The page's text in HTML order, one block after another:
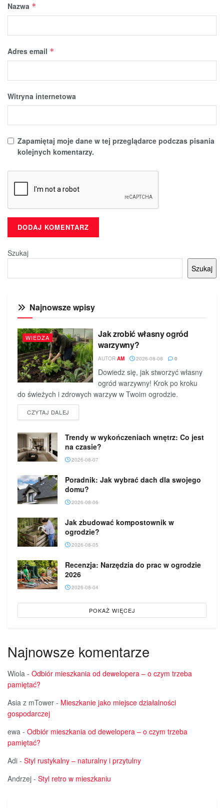
Nazwa *
Adres email *
Witryna internetowa
Zapamiętaj moje dane w tej przeglądarce podczas pisania
kolejnych komentarzy.
Szukaj
Szukaj
Najnowsze wpisy
WIEDZA
Jak zrobić własny ogród
warzywny?
AUTOR AM 2026-08-08 0
Dowiedz się, jak stworzyć własny
ogród warzywny! Krok po kroku
do świeżych i zdrowych warzyw w Twoim ogrodzie.
CZYTAJ DALEJ
Trendy w wykończeniach wnętrz: Co jest
na czasie?
2026-08-07
Poradnik: Jak wybrać dach dla swojego
domu?
2026-08-06
Jak zbudować kompostownik w
ogrodzie?
2026-08-05
Recenzja: Narzędzia do prac w ogrodzie
2026
2026-08-04
POKAŻ WIĘCEJ
Najnowsze komentarze
Wiola - Odbiór mieszkania od dewelopera – o czym trzeba
pamiętać?
Asia z mTower - Mieszkanie jako miejsce działalności
gospodarczej
ewa - Odbiór mieszkania od dewelopera – o czym trzeba
pamiętać?
Adi - Styl rustykalny – naturalny i przytulny
Andrzej - Styl retro w mieszkaniu